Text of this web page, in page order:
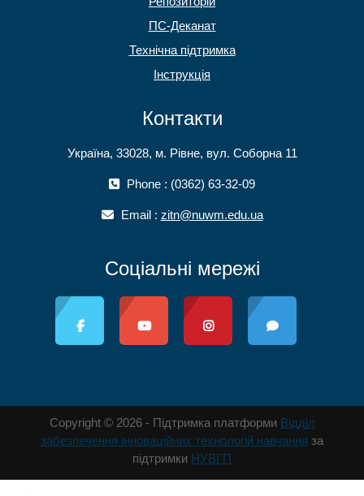
ПС-Деканат
Технічна підтримка
Інструкція
Контакти
Україна, 33028, м. Рівне, вул. Соборна 11
Phone : (0362) 63-32-09
Email : zitn@nuwm.edu.ua
Соціальні мережі
Copyright © 2026 - Підтримка платформи Відділ
забезпечення інноваційних технологій навчання за
підтримки НУВГП